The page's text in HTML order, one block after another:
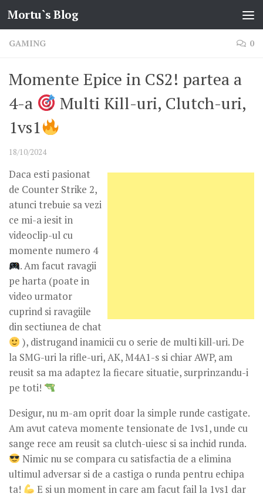
Skip to content
Mortu`s Blog
GAMING 0
Momente Epice in CS2! partea a
4-a
Multi Kill-uri, Clutch-uri,
1vs1
18/10/2024
Daca esti pasionat
de Counter Strike 2,
atunci trebuie sa vezi
ce mi-a iesit in
videoclip-ul cu
momente numero 4
. Am facut ravagii
pe harta (poate in
video urmator
cuprind si ravagiile
din sectiunea de chat
), distrugand inamicii cu o serie de multi kill-uri. De
la SMG-uri la rifle-uri, AK, M4A1-s si chiar AWP, am
reusit sa ma adaptez la fiecare situatie, surprinzandu-i
pe toti!
Desigur, nu m-am oprit doar la simple runde castigate.
Am avut cateva momente tensionate de 1vs1, unde cu
sange rece am reusit sa clutch-uiesc si sa inchid runda.
Nimic nu se compara cu satisfactia de a elimina
ultimul adversar si de a castiga o runda pentru echipa
ta!
E si un moment in care am facut fail la 1vs1 dar